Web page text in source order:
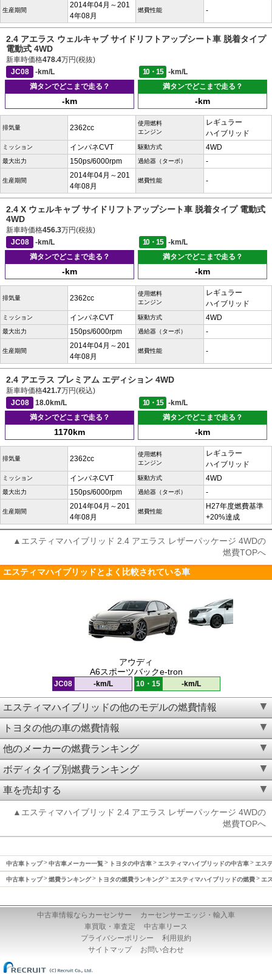
生産期間
2014年04月～201
4年08月
燃費性能 -
2.4 アエラス ウェルキャブ サイドリフトアップシート車 脱着タイプ
電動式 4WD
新車時価格478.4万円(税抜)
JC08
-km/L 10・15
-km/L
満タンでどこまで走る？
-km
満タンでどこまで走る？
-km
排気量 2362cc
使用燃料
エンジン
レギュラー
ハイブリッド
ミッション インパネCVT 駆動方式 4WD
最大出力 150ps/6000rpm 過給器（ターボ） -
生産期間
2014年04月～201
4年08月
燃費性能 -
2.4 X ウェルキャブ サイドリフトアップシート車 脱着タイプ 電動式
4WD
新車時価格456.3万円(税抜)
JC08
-km/L 10・15
-km/L
満タンでどこまで走る？
-km
満タンでどこまで走る？
-km
排気量 2362cc
使用燃料
エンジン
レギュラー
ハイブリッド
ミッション インパネCVT 駆動方式 4WD
最大出力 150ps/6000rpm 過給器（ターボ） -
生産期間
2014年04月～201
4年08月
燃費性能 -
2.4 アエラス プレミアム エディション 4WD
新車時価格421.7万円(税込)
JC08
18.0km/L 10・15
-km/L
満タンでどこまで走る？
1170km
満タンでどこまで走る？
-km
排気量 2362cc
使用燃料
エンジン
レギュラー
ハイブリッド
ミッション インパネCVT 駆動方式 4WD
最大出力 150ps/6000rpm 過給器（ターボ） -
生産期間
2014年04月～201
4年08月
燃費性能
H27年度燃費基準
+20%達成
▲エスティマハイブリッド 2.4 アエラス レザーパッケージ 4WDの
燃費TOPへ
エスティマハイブリッドとよく比較されている車
アウディ
A6スポーツバックe-tron
JC08 -km/L 10・15 -km/L
エスティマハイブリッドの他のモデルの燃費情報
トヨタの他の車の燃費情報
他のメーカーの燃費ランキング
ボディタイプ別燃費ランキング
車を売却する
▲エスティマハイブリッド 2.4 アエラス レザーパッケージ 4WDの
燃費TOPへ
中古車トップ 中古車メーカー一覧 トヨタの中古車 エスティマハイブリッドの中古車 エス
中古車トップ 燃費ランキング トヨタの燃費ランキング エスティマハイブリッドの燃費 エ
中古車情報ならカーセンサー
カーセンサーエッジ・輸入車
車買取・車査定
中古車リース
プライバシーポリシー
利用規約
サイトマップ
お問い合わせ